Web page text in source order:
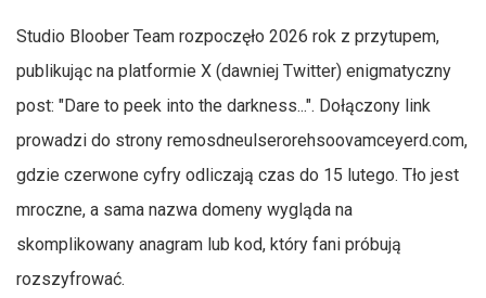
Studio Bloober Team rozpoczęło 2026 rok z przytupem,
publikując na platformie X (dawniej Twitter) enigmatyczny
post: "Dare to peek into the darkness...". Dołączony link
prowadzi do strony remosdneulserorehsoovamceyerd.com,
gdzie czerwone cyfry odliczają czas do 15 lutego. Tło jest
mroczne, a sama nazwa domeny wygląda na
skomplikowany anagram lub kod, który fani próbują
rozszyfrować.